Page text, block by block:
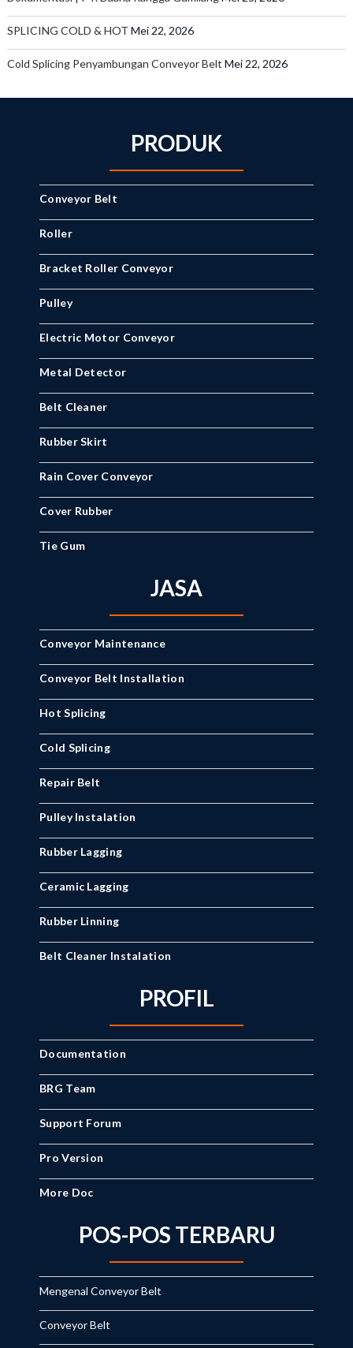
SPLICING COLD & HOT Mei 22, 2026
Cold Splicing Penyambungan Conveyor Belt Mei 22, 2026
PRODUK
Conveyor Belt
Roller
Bracket Roller Conveyor
Pulley
Electric Motor Conveyor
Metal Detector
Belt Cleaner
Rubber Skirt
Rain Cover Conveyor
Cover Rubber
Tie Gum
JASA
Conveyor Maintenance
Conveyor Belt Installation
Hot Splicing
Cold Splicing
Repair Belt
Pulley Instalation
Rubber Lagging
Ceramic Lagging
Rubber Linning
Belt Cleaner Instalation
PROFIL
Documentation
BRG Team
Support Forum
Pro Version
More Doc
POS-POS TERBARU
Mengenal Conveyor Belt
Conveyor Belt